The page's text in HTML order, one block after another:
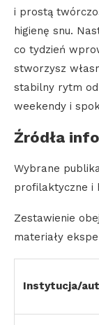
i prostą
higienę snu.
co tydzień
stworzysz
stabilny rytm
weekendy i
Źródła
Wybrane
profilaktyczne i
Zestawienie
materiały
Instytucja/